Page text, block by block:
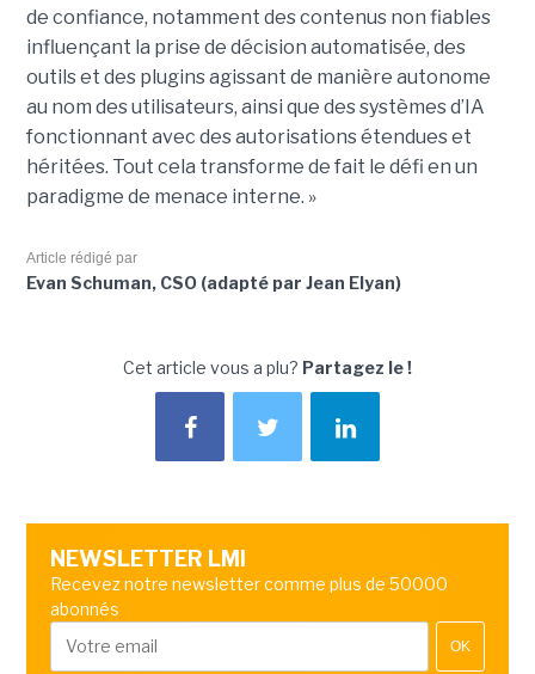
de confiance, notamment des contenus non fiables
influençant la prise de décision automatisée, des
outils et des plugins agissant de manière autonome
au nom des utilisateurs, ainsi que des systèmes d’IA
fonctionnant avec des autorisations étendues et
héritées. Tout cela transforme de fait le défi en un
paradigme de menace interne. »
Article rédigé par
Evan Schuman, CSO (adapté par Jean Elyan)
Cet article vous a plu? Partagez le !
NEWSLETTER LMI
Recevez notre newsletter comme plus de 50000
abonnés
OK